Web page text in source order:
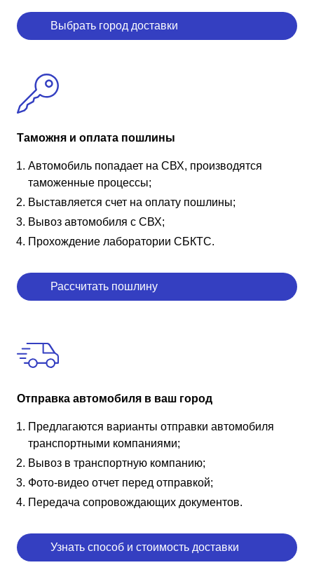
Выбрать город доставки
Таможня и оплата пошлины
Автомобиль попадает на СВХ, производятся
таможенные процессы;
Выставляется счет на оплату пошлины;
Вывоз автомобиля с СВХ;
Прохождение лаборатории СБКТС.
Рассчитать пошлину
Отправка автомобиля в ваш город
Предлагаются варианты отправки автомобиля
транспортными компаниями;
Вывоз в транспортную компанию;
Фото-видео отчет перед отправкой;
Передача сопровождающих документов.
Узнать способ и стоимость доставки